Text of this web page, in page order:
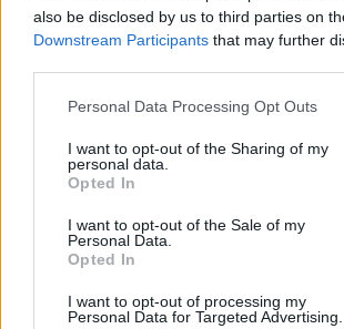
also be disclosed by us to third parties on
Downstream Participants that may further
Personal Data Processing Opt Outs
I want to opt-out of the Sharing of my
personal data.
Opted In
I want to opt-out of the Sale of my
Personal Data.
Opted In
I want to opt-out of processing my
Personal Data for Targeted Advertising.
знака
и от него могат
отворени срещу няколко
Имайте предвид, че е
зареждане/записване на
затова препоръчваме да останете
поне 15 секунди.
С оплаквания за затворил се
обръщайте
подарък се вижда отворен, както и